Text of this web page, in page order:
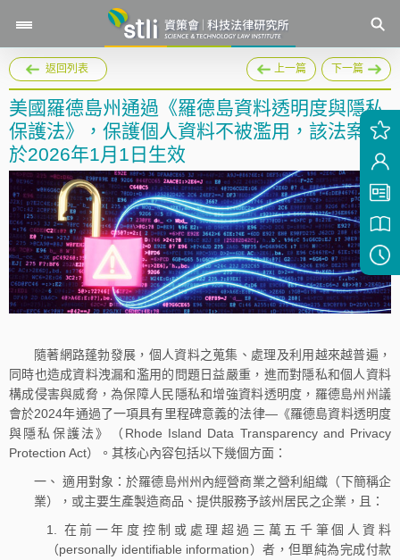
返回列表 上一篇 下一篇
美國羅德島州通過《羅德島資料透明度與隱私
保護法》，保護個人資料不被濫用，該法案將
於2026年1月1日生效
隨著網路蓬勃發展，個人資料之蒐集、處理及利用越來越普遍，
同時也造成資料洩漏和濫用的問題日益嚴重，進而對隱私和個人資料
構成侵害與威脅，為保障人民隱私和增強資料透明度，羅德島州州議
會於2024年通過了一項具有里程碑意義的法律—《羅德島資料透明度
與隱私保護法》（Rhode Island Data Transparency and Privacy
Protection Act）。其核心內容包括以下幾個方面：
一、 適用對象：於羅德島州州內經營商業之營利組織（下簡稱企
業），或主要生產製造商品、提供服務予該州居民之企業，且：
1. 在前一年度控制或處理超過三萬五千筆個人資料
（personally identifiable information）者，但單純為完成付款